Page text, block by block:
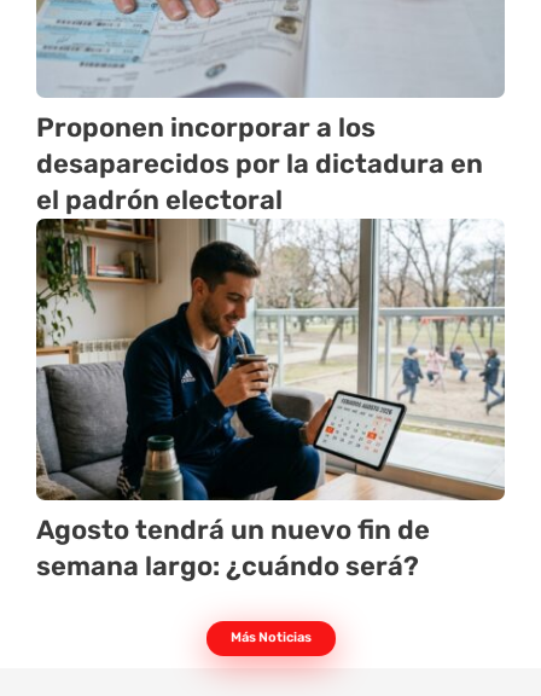
Proponen incorporar a los
desaparecidos por la dictadura en
el padrón electoral
Agosto tendrá un nuevo fin de
semana largo: ¿cuándo será?
Más Noticias